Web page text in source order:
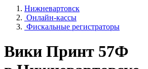
Нижневартовск
Онлайн-кассы
Фискальные регистраторы
Вики Принт 57Ф